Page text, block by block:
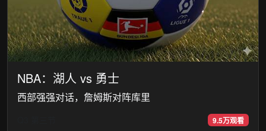
NBA：湖人 vs 勇士
西部强强对话，詹姆斯对阵库里
9.5万观看